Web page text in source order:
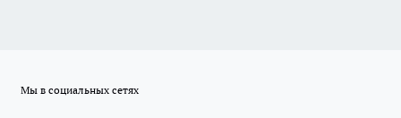
Мы в социальных сетях